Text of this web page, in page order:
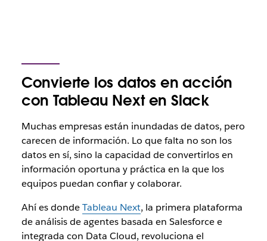
Convierte los datos en acción
con Tableau Next en Slack
Muchas empresas están inundadas de datos, pero
carecen de información. Lo que falta no son los
datos en sí, sino la capacidad de convertirlos en
información oportuna y práctica en la que los
equipos puedan confiar y colaborar.
Ahí es dondeTableau Next, la primera plataforma
de análisis de agentes basada en Salesforce e
integrada con Data Cloud, revoluciona el